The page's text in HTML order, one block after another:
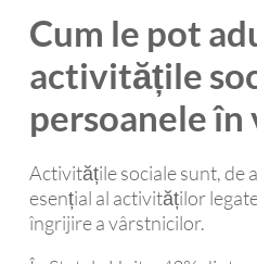
Cum le pot
activitățile
persoanele în
Activitățile sociale sunt, de
esențial al activităților
îngrijire a vârstnicilor.